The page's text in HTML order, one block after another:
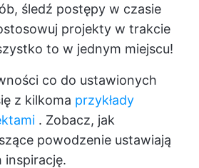
śledź postępy w czasie
projekty w trakcie
to w jednym miejscu!
co do ustawionych
z kilkoma przykłady
. Zobacz, jak
powodzenie ustawiają
inspirację.